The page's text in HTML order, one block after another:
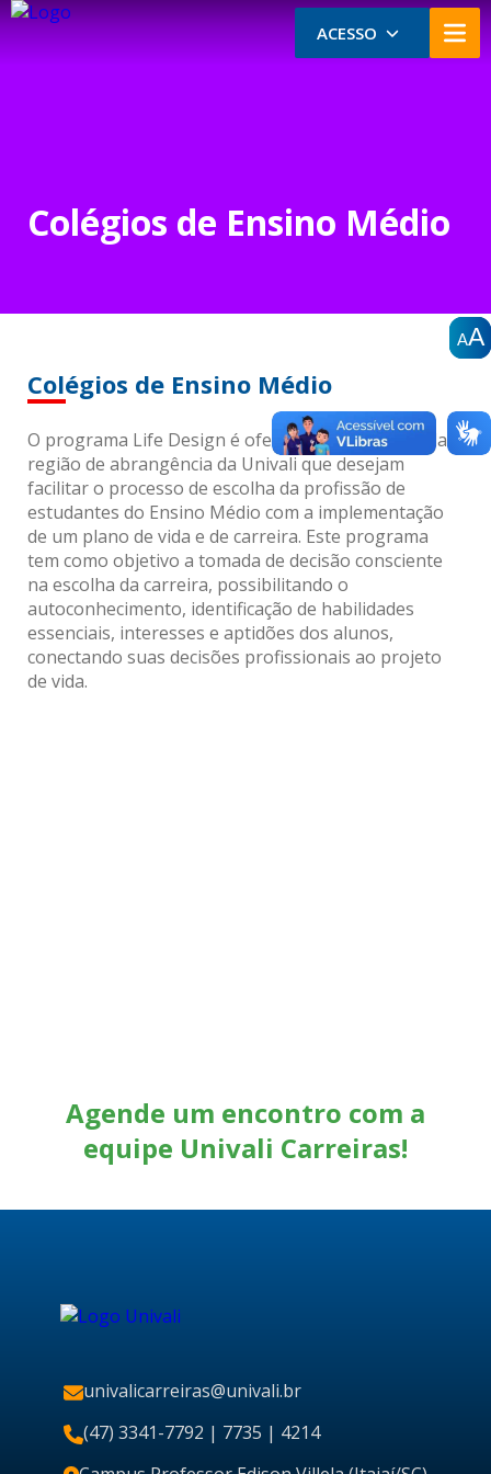
AA
AA
AA
ACESSO
Colégios de Ensino Médio
Colégios de Ensino Médio
O programa Life Design é ofertado aos colégios da
região de abrangência da Univali que desejam
facilitar o processo de escolha da profissão de
estudantes do Ensino Médio com a implementação
de um plano de vida e de carreira. Este programa
tem como objetivo a tomada de decisão consciente
na escolha da carreira, possibilitando o
autoconhecimento, identificação de habilidades
essenciais, interesses e aptidões dos alunos,
conectando suas decisões profissionais ao projeto
de vida.
Agende um encontro com a
equipe Univali Carreiras!
univalicarreiras@univali.br
(47) 3341-7792 | 7735 | 4214